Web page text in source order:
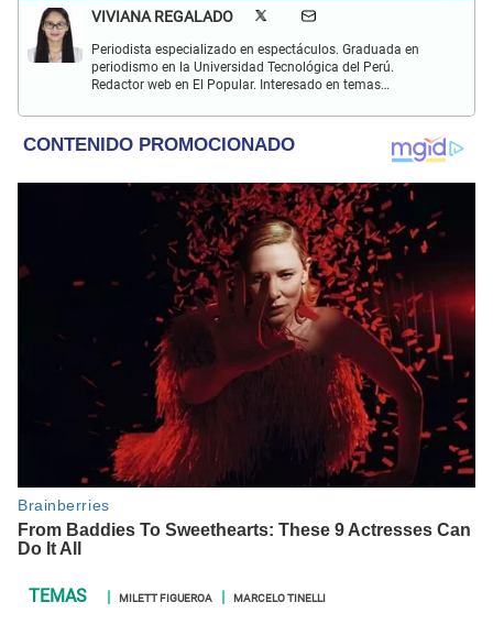
VIVIANA REGALADO
Periodista especializado en espectáculos. Graduada en
periodismo en la Universidad Tecnológica del Perú.
Redactor web en El Popular. Interesado en temas
y crónicas.
MILETT FIGUEROA MARCELO TINELLI